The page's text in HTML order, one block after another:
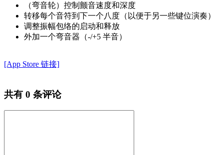
（弯音轮）控制颤音速度和深度
转移每个音符到下一个八度（以便于另一些键位演奏）
调整振幅包络的启动和释放
外加一个弯音器（-/+5 半音）
[App Store 链接]
共有 0 条评论